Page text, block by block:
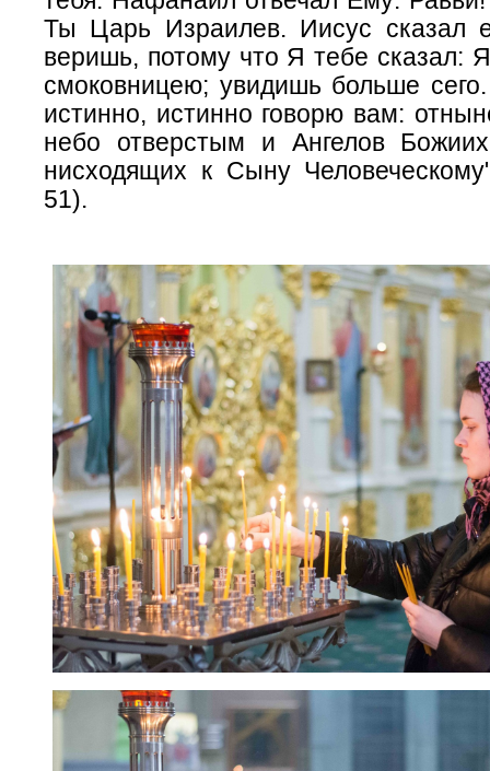
Ты Царь Израилев. Иисус сказал
веришь, потому что Я тебе сказал:
смоковницею; увидишь больше
истинно, истинно говорю вам:
небо отверстым и Ангелов
нисходящих к Сыну
51).